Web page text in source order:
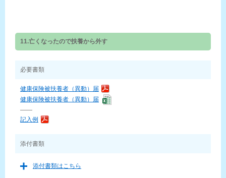
11.亡くなったので扶養から外す
必要書類
健康保険被扶養者（異動）届
健康保険被扶養者（異動）届
——
記入例
添付書類
添付書類はこちら